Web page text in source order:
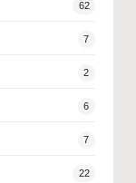
62
7
2
6
7
22